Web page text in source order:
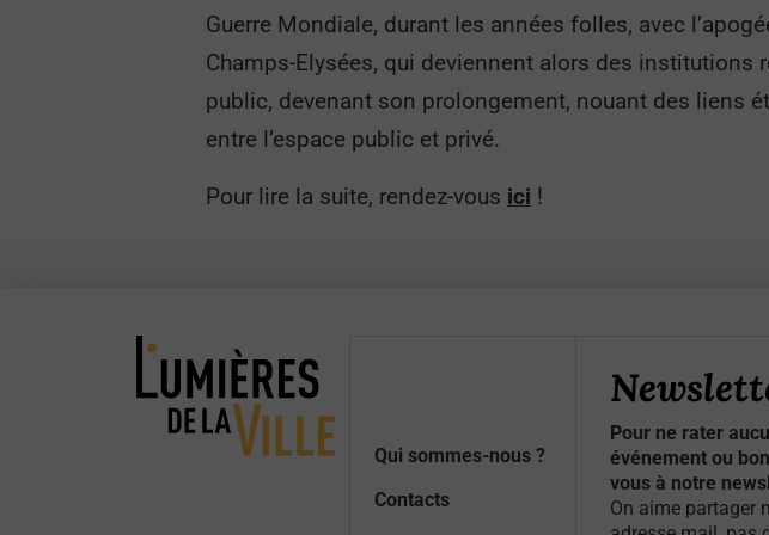
Guerre Mondiale, durant les années folles, avec
Champs-Elysées, qui deviennent alors des institutions
public, devenant son prolongement, nouant des liens
entre l’espace public et privé.
Pour lire la suite, rendez-vous ici !
Qui sommes-nous ?
Contacts
Pour ne rater
événement ou
vous à notre
On aime partager